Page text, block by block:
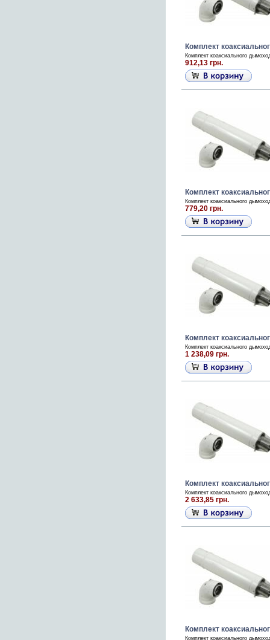
Комплект
Комплект коаксиального
912,13 грн.
Комплект
Комплект коаксиального
779,20 грн.
Комплект
Комплект коаксиального
1 238,09 грн.
Комплект
Комплект коаксиального
2 633,85 грн.
Комплект
Комплект коаксиального